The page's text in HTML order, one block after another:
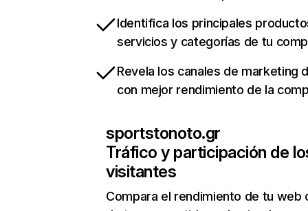
Identifica los principales
servicios y categorías de tu
Revela los canales de marketing
con mejor rendimiento de la
sportstonoto.gr
Tráfico y participación de
visitantes
Compara el rendimiento de tu web